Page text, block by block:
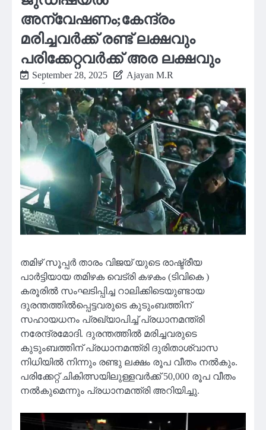
അന്വേഷണം;കേന്ദ്രം
മരിച്ചവർക്ക് രണ്ട് ലക്ഷവും
പരിക്കേറ്റവർക്ക് അര ലക്ഷവും
September 28, 2025 Ajayan M.R
തമിഴ് സൂപ്പര്‍ താരം വിജയ് യുടെ രാഷ്ട്രീയ
പാര്‍ട്ടിയായ തമിഴക വെട്രി കഴകം (ടിവികെ )
കരൂരില്‍ സംഘടിപ്പിച്ച റാലിക്കിടെയുണ്ടായ
ദുരന്തത്തില്‍പ്പെട്ടവരുടെ കുടുംബത്തിന്
സഹായധനം പ്രഖ്യാപിച്ച് പ്രധാനമന്ത്രി
നരേന്ദ്രമോദി. ദുരന്തത്തില്‍ മരിച്ചവരുടെ
കുടുംബത്തിന് പ്രധാനമന്ത്രി ദുരിതാശ്വാസ
നിധിയില്‍ നിന്നും രണ്ടു ലക്ഷം രൂപ വീതം നല്‍കും.
പരിക്കേറ്റ് ചികിത്സയിലുള്ളവര്‍ക്ക് 50,000 രൂപ വീതം
നല്‍കുമെന്നും പ്രധാനമന്ത്രി അറിയിച്ചു.